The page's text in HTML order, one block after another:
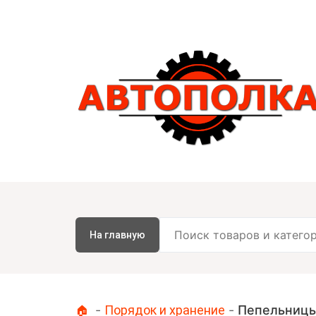
На главную
🏠 - Порядок и хранение -